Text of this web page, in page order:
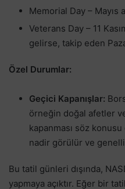
Memorial Day – Mayıs
Veterans Day – 11
gelirse, takip eden
Özel Durumlar:
Geçici Kapanışlar:
örneğin doğal afetler
kapanması söz
nadir görülür ve
Bu tatil günleri dışında,
yapmaya açıktır. Eğer bir